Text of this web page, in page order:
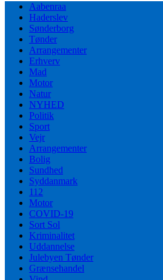
Aabenraa
Haderslev
Sønderborg
Tønder
Arrangementer
Erhverv
Mad
Motor
Natur
NYHED
Politik
Sport
Vejr
Arrangementer
Bolig
Sundhed
Syddanmark
112
Motor
COVID-19
Sort Sol
Kriminalitet
Uddannelse
Julebyen Tønder
Grænsehandel